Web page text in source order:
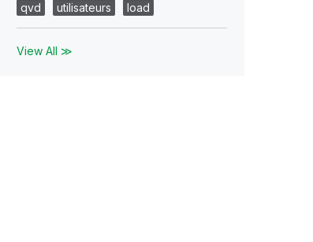
qvd
utilisateurs load
View All ≫